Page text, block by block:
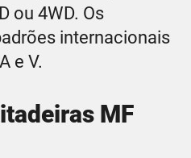
ou 4WD. Os
internacionais
e V.
MF